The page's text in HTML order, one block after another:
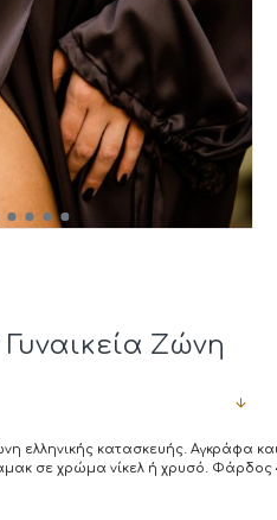
Ζώνη
ελληνικής κατασκευής. Αγκράφα
σε χρώμα νίκελ ή χρυσό.